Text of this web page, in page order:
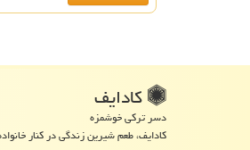
كادایف
دسر ترکی خوشمزه
کادایف، طعم شیرین زندگی در کنار